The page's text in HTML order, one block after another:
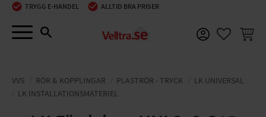
Meny
TRYGG E-HANDEL ALLTID BRA PRISER
VVS RÖR & KOPPLINGAR PLASTRÖR - TRYCK
LK UNIVERSAL
LK INSTALLATIONSMATERIEL